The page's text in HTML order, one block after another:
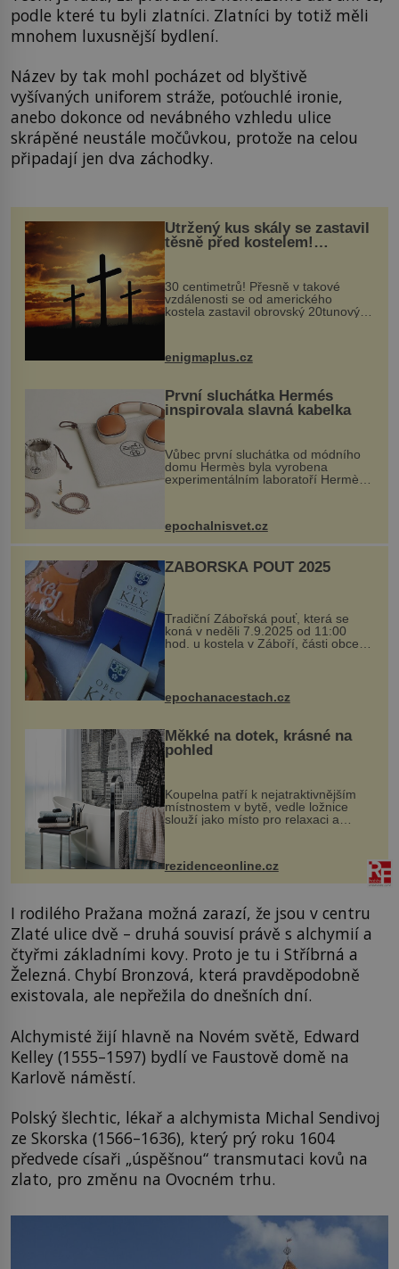
podle které tu byli zlatníci. Zlatníci by totiž měli
mnohem luxusnější bydlení.
Název by tak mohl pocházet od blyštivě
vyšívaných uniforem stráže, poťouchlé ironie,
anebo dokonce od nevábného vzhledu ulice
skrápěné neustále močůvkou, protože na celou
připadají jen dva záchodky.
Utržený kus skály se zastavil
těsně před kostelem!
Ochránila ho boží síla?
30 centimetrů! Přesně v takové
vzdálenosti se od amerického
kostela zastavil obrovský 20tunový
...
enigmaplus.cz
První sluchátka Hermés
inspirovala slavná kabelka
Vůbec první sluchátka od módního
domu Hermès byla vyrobena
experimentálním laboratoří Hermès
kovový...
epochalnisvet.cz
ZÁBOŘSKÁ POUŤ 2025
Tradiční Zábořská pouť, která se
koná v neděli 7.9.2025 od 11:00
hod. u kostela v Záboří, části obce
Kly u Mělníka. V programu naleznete
komentovanou prohlídku kostela,
epochanacestach.cz
Měkké na dotek, krásné na
pohled
Koupelna patří k nejatraktivnějším
místnostem v bytě, vedle ložnice
slouží jako místo pro relaxaci a
odpočinek. Koupelnový textil –
ručníky, osušky a koberečky –
mohou jako mávnutím kouzelného
proutku...
rezidenceonline.cz
I rodilého Pražana možná zarazí, že jsou v centru
Zlaté ulice dvě – druhá souvisí právě s alchymií a
čtyřmi základními kovy. Proto je tu i Stříbrná a
Železná. Chybí Bronzová, která pravděpodobně
existovala, ale nepřežila do dnešních dní.
Alchymisté žijí hlavně na Novém světě, Edward
Kelley (1555–1597) bydlí ve Faustově domě na
Karlově náměstí.
Polský šlechtic, lékař a alchymista Michal Sendivoj
ze Skorska (1566–1636), který prý roku 1604
předvede císaři „úspěšnou“ transmutaci kovů na
zlato, pro změnu na Ovocném trhu.